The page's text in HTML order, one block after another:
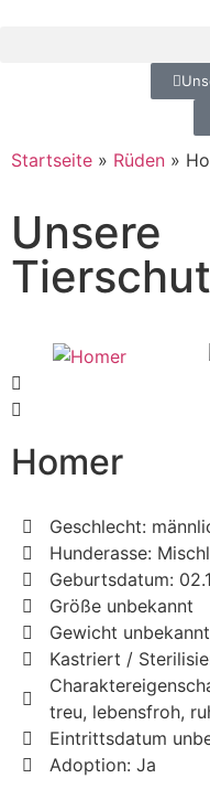
Startseite » Rüden »
Unsere
Homer
Geschlecht:
Hunderasse:
Geburtsdatum:
Größe unbekannt
Gewicht unbekannt
Kastriert /
treu, lebensfroh,
Eintrittsdatum
Adoption: Ja